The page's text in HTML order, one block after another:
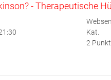
- Therapeutische
Kat.
2